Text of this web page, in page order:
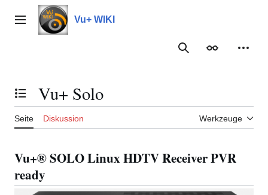
Inhalt
springenHauptmenü Vu+ WIKI
Suche
Inhaltsverzeichnis umschalten
Vu+ Solo
Seite Diskussion Werkzeuge
Vu+® SOLO Linux HDTV Receiver PVR
ready